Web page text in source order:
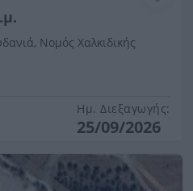
Νομός Χαλκιδικής
Ημ. Διεξαγωγής:
25/09/2026